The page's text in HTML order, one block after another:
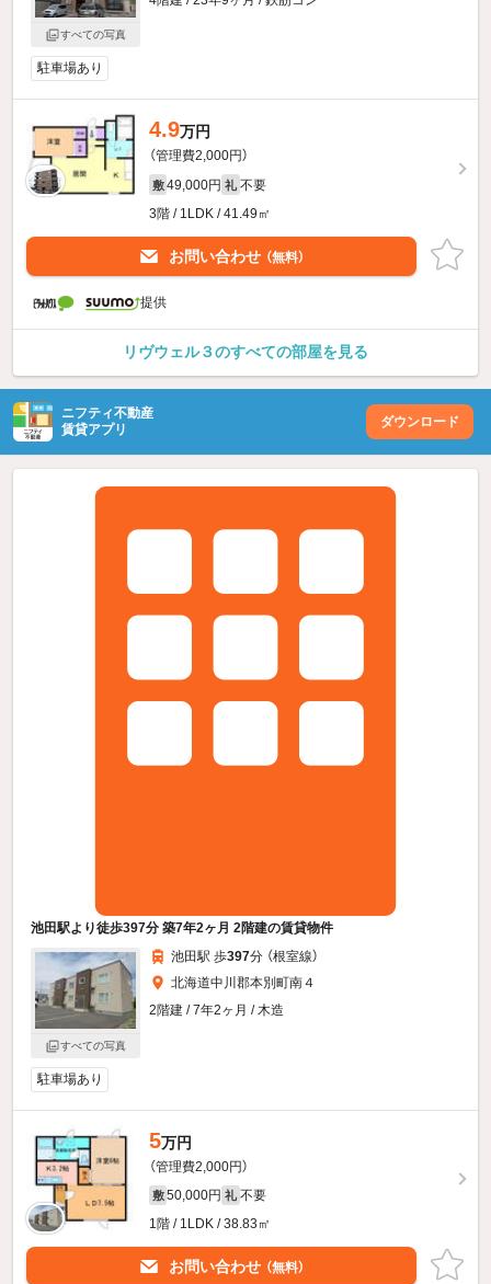
すべての写真
駐車場あり
4.9万円
（管理費2,000円）
敷 49,000円 礼 不要
3階 / 1LDK / 41.49㎡
お問い合わせ （無料）
提供
リヴウェル３のすべての部屋を見る
ニフティ不動産
賃貸アプリ
ダウンロード
池田駅より徒歩397分 築7年2ヶ月 2階建の賃貸物件
すべての写真
池田駅 歩397分 （根室線）
北海道中川郡本別町南４
2階建 / 7年2ヶ月 / 木造
駐車場あり
5万円
（管理費2,000円）
敷 50,000円 礼 不要
1階 / 1LDK / 38.83㎡
お問い合わせ （無料）